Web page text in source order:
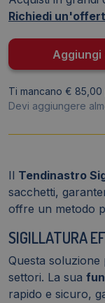
Richiedi
Ti mancano €
Devi aggiungere
Il Tendinastro
sacchetti,
offre un metodo
SIGILLATURA
Questa
settori. La sua
rapido e sicuro,